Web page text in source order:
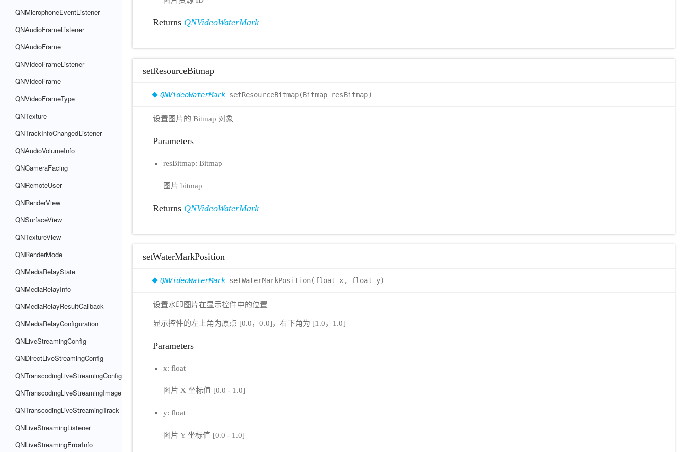
QNMicrophoneEventListener
QNAudioFrameListener
QNAudioFrame
QNVideoFrameListener
QNVideoFrame
QNVideoFrameType
QNTexture
QNTrackInfoChangedListener
QNAudioVolumeInfo
QNCameraFacing
QNRemoteUser
QNRenderView
QNSurfaceView
QNTextureView
QNRenderMode
QNMediaRelayState
QNMediaRelayInfo
QNMediaRelayResultCallback
QNMediaRelayConfiguration
QNLiveStreamingConfig
QNDirectLiveStreamingConfig
QNTranscodingLiveStreamingConfig
QNTranscodingLiveStreamingImage
QNTranscodingLiveStreamingTrack
QNLiveStreamingListener
QNLiveStreamingErrorInfo
Returns QNVideoWaterMark
setResourceBitmap
QNVideoWaterMark setResourceBitmap(Bitmap resBitmap)
设置图片的 Bitmap 对象
Parameters
resBitmap: Bitmap
图片 bitmap
Returns QNVideoWaterMark
setWaterMarkPosition
QNVideoWaterMark setWaterMarkPosition(float x, float y)
设置水印图片在显示控件中的位置
显示控件的左上角为原点 [0.0，0.0]，右下角为 [1.0，1.0]
Parameters
x: float
图片 X 坐标值 [0.0 - 1.0]
y: float
图片 Y 坐标值 [0.0 - 1.0]